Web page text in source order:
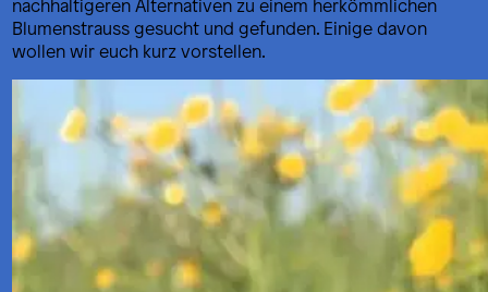
nachhaltigeren Alternativen zu einem herkömmlichen
Blumenstrauss gesucht und gefunden. Einige davon
wollen wir euch kurz vorstellen.